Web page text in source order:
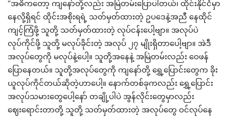
“အဓိကတော့ ကျနော်တို့လည်း အမြဲတမ်းပြောပါတယ်၊ ထိုင်းနိုင်ငံမှာ
နေလို့ရှိရင် ထိုင်းအစိုးရရဲ့ သတ်မှတ်ထားတဲ့ ဥပဒေနဲ့အညီ နေထိုင်
ကျင့်ကြံဖို့ သူတို့ သတ်မှတ်ထားတဲ့ လုပ်ငန်းပေါ့ဗျာ။ အလုပ်ပဲ
လုပ်ကိုင်ဖို့ သူတို့ မလုပ်ခိုင်းတဲ့ အလုပ် ၂၇ မျိုးရှိတာပေါ့ဗျာ။ အဲဒီ
အလုပ်တွေကို မလုပ်နဲ့ပေါ့။ သူတို့အနေနဲ့ အမြဲတမ်းလည်း ဝေဖန်
ပြောနေတယ်။ သူတို့အလုပ်တွေကို ကျနော်တို့ ရွှေ့ပြောင်းတွေက ခိုး
ယူလုပ်ကိုင်တယ်ဆိုတဲ့ဟာပေါ့။ နောက်တစ်ခုကလည်း ရွှေ့ပြောင်း
အလုပ်သမားတွေပေါ့နော် တချို့ပါပဲ အွန်လိုင်းတွေမှာလည်း
ဈေးရောင်းတာတို့ သူတို့ သတ်မှတ်ထားတဲ့ အလုပ်တွေ ဝင်လုပ်နေ